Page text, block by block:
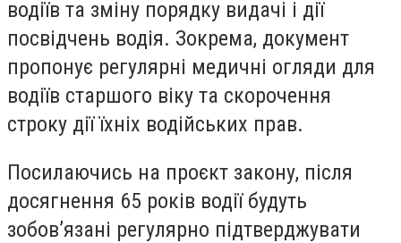
водіїв та зміну порядку видачі і дії
посвідчень водія. Зокрема, документ
пропонує регулярні медичні огляди для
водіїв старшого віку та скорочення
строку дії їхніх водійських прав.
Посилаючись на проєкт закону, після
досягнення 65 років водії будуть
зобов’язані регулярно підтверджувати